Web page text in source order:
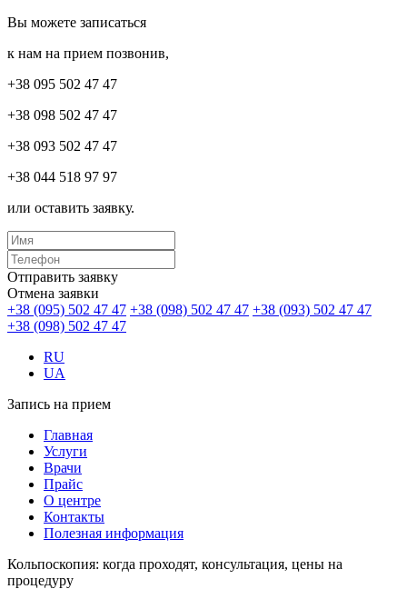
Вы можете записаться
к нам на прием позвонив,
+38 095 502 47 47
+38 098 502 47 47
+38 093 502 47 47
+38 044 518 97 97
или оставить заявку.
Отправить заявку
Отмена заявки
+38 (095) 502 47 47 +38 (098) 502 47 47 +38 (093) 502 47 47
+38 (098) 502 47 47
RU
UA
Запись на прием
Главная
Услуги
Врачи
Прайс
О центре
Контакты
Полезная информация
Кольпоскопия: когда проходят, консультация, цены на
процедуру